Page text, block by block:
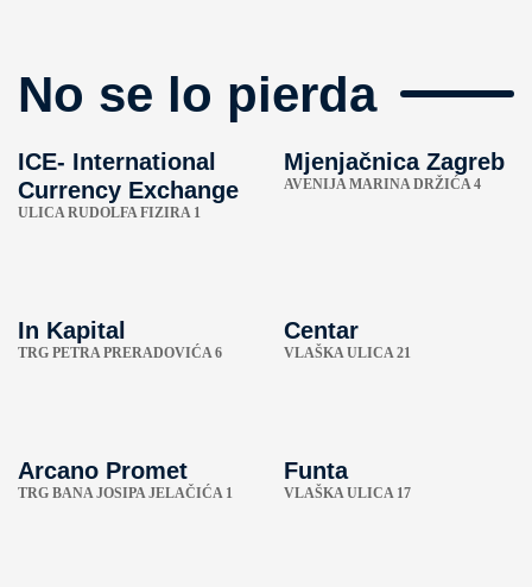
No se lo pierda
ICE- International
Currency Exchange
ULICA RUDOLFA FIZIRA 1
Mjenjačnica Zagreb
AVENIJA MARINA DRŽIĆA 4
In Kapital
TRG PETRA PRERADOVIĆA 6
Centar
VLAŠKA ULICA 21
Arcano Promet
TRG BANA JOSIPA JELAČIĆA 1
Funta
VLAŠKA ULICA 17